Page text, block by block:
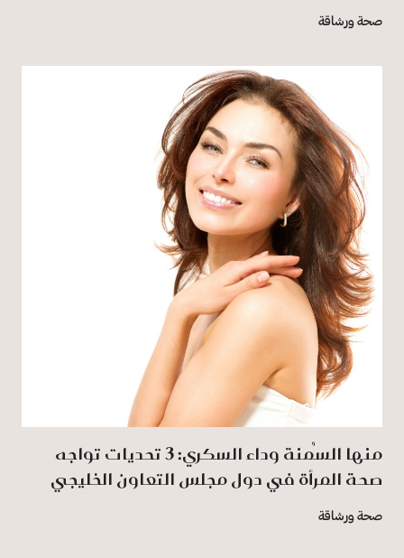
صحة ورشاقة
منها السُمنة وداء السكري: 3 تحديات تواجه
صحة المرأة في دول مجلس التعاون الخليجي
صحة ورشاقة